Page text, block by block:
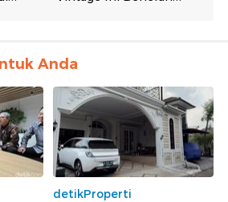
Anda
detikProperti